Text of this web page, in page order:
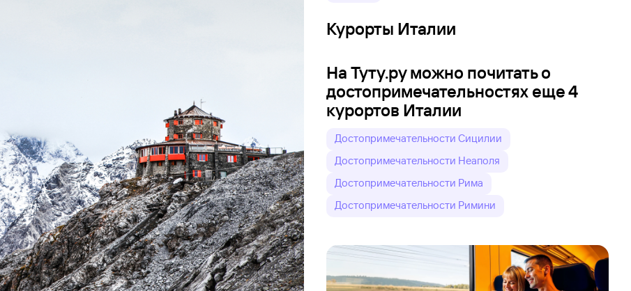
Курорты Италии
На Туту.ру можно почитать о
достопримечательностях еще 4
курортов Италии
Достопримечательности Сицилии
Достопримечательности Неаполя
Достопримечательности Рима
Достопримечательности Римини